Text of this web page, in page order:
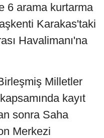
6 arama kurtarma
Karakas'taki
Havalimanı'na
Milletler
kayıt
sonra Saha
Merkezi